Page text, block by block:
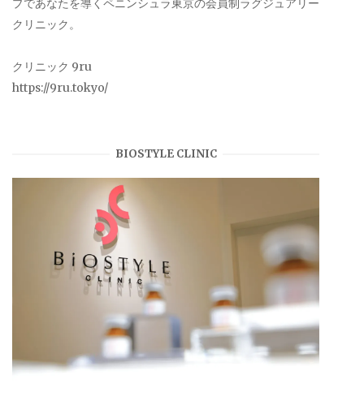
プであなたを導くペニンシュラ東京の会員制ラグジュアリー
クリニック。
クリニック 9ru
https://9ru.tokyo/
BIOSTYLE CLINIC